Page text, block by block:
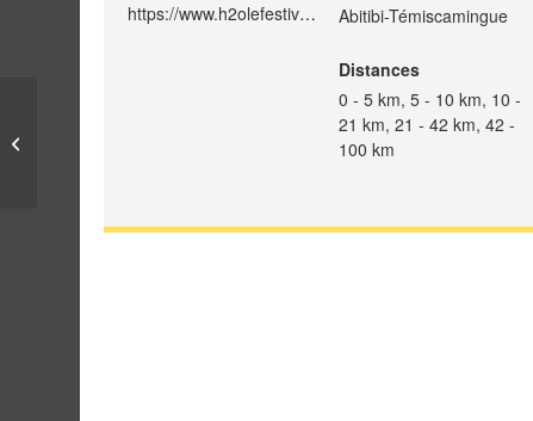
https://www.h2olefestival.ca/course
Abitibi-Témiscamingue
Distances
0 - 5 km, 5 - 10 km, 10 -
21 km, 21 - 42 km, 42 -
100 km